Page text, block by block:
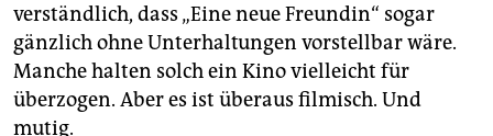
verständlich, dass „Eine neue Freundin“ sogar
gänzlich ohne Unterhaltungen vorstellbar wäre.
Manche halten solch ein Kino vielleicht für
überzogen. Aber es ist überaus filmisch. Und
mutig.